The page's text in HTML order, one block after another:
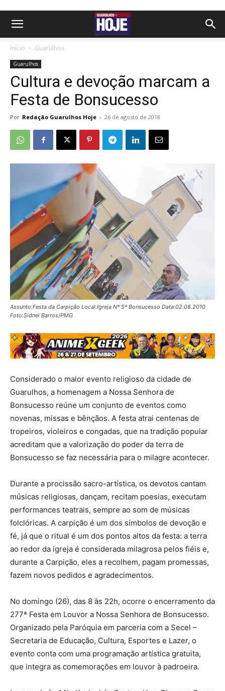
Início Guarulhos
Guarulhos
Cultura e devoção marcam a
Festa de Bonsucesso
Por Redação Guarulhos Hoje - 26 de agosto de 2018
Assunto:Festa da Carpição Local:Igreja Nª Sª Bonsucesso Data:02.08.2010
Foto:Sidnei Barros/PMG
Considerado o maior evento religioso da cidade de
Guarulhos, a homenagem a Nossa Senhora de
Bonsucesso reúne um conjunto de eventos como
novenas, missas e bênçãos. A festa atrai centenas de
tropeiros, violeiros e congadas, que na tradição popular
acreditam que a valorização do poder da terra de
Bonsucesso se faz necessária para o milagre acontecer.
Durante a procissão sacro-artística, os devotos cantam
músicas religiosas, dançam, recitam poesias, executam
performances teatrais, sempre ao som de músicas
folclóricas. A carpição é um dos símbolos de devoção e
fé, já que o ritual é um dos pontos altos da festa: a terra
ao redor da igreja é considerada milagrosa pelos fiéis e,
durante a Carpição, eles a recolhem, pagam promessas,
fazem novos pedidos e agradecimentos.
No domingo (26), das 8 às 22h, ocorre o encerramento da
277ª Festa em Louvor a Nossa Senhora de Bonsucesso.
Organizado pela Paróquia em parceria com a Secel –
Secretaria de Educação, Cultura, Esportes e Lazer, o
evento conta com uma programação artística gratuita,
que integra as comemorações em louvor à padroeira.